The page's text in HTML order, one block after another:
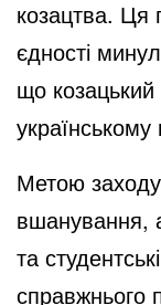
козацтва. Ця
єдності
що
українському
Метою
вшанування,
та
справжнього